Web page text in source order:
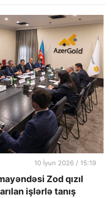
10 İyun 2026 / 15:19
Zod qızıl
işlərlə tanış